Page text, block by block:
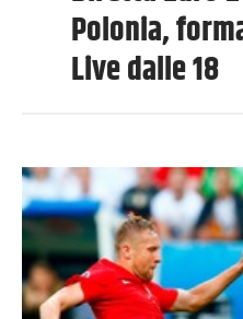
Polonia,
Live dalle 18